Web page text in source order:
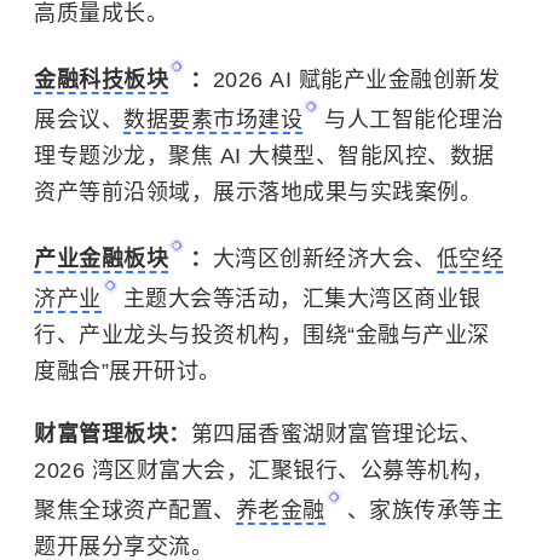
高质量成长。
金融科技板块 ： 2026 AI 赋能产业金融创新发
展会议、 数据要素市场建设
与人工智能伦理治
理专题沙龙，聚焦 AI 大模型、智能风控、数据
资产等前沿领域，展示落地成果与实践案例。
产业金融板块 ： 大湾区创新经济大会、 低空经
济产业
主题大会等活动，汇集大湾区商业银
行、产业龙头与投资机构，围绕“金融与产业深
度融合”展开研讨。
财富管理板块： 第四届香蜜湖财富管理论坛、
2026 湾区财富大会，汇聚银行、公募等机构，
聚焦全球资产配置、 养老金融
、家族传承等主
题开展分享交流。